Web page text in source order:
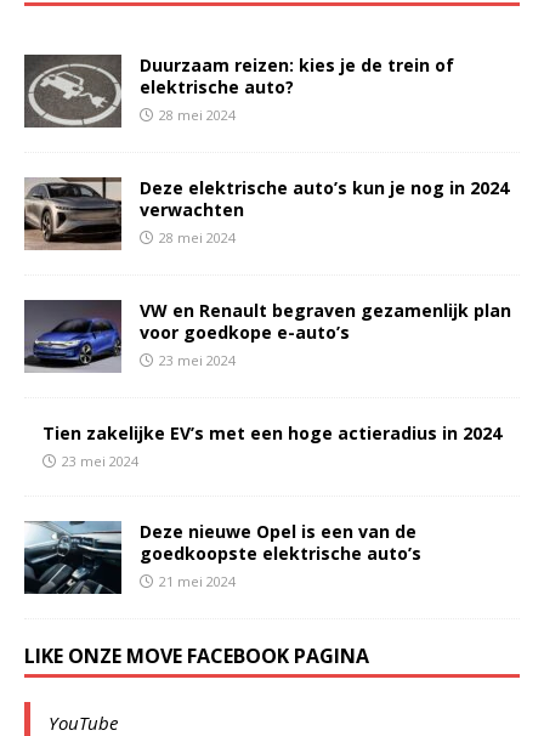
Duurzaam reizen: kies je de trein of
elektrische auto?
28 mei 2024
Deze elektrische auto’s kun je nog in 2024
verwachten
28 mei 2024
VW en Renault begraven gezamenlijk plan
voor goedkope e-auto’s
23 mei 2024
Tien zakelijke EV’s met een hoge actieradius in 2024
23 mei 2024
Deze nieuwe Opel is een van de
goedkoopste elektrische auto’s
21 mei 2024
LIKE ONZE MOVE FACEBOOK PAGINA
YouTube